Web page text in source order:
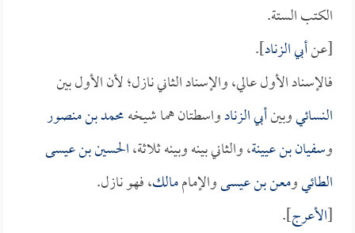
الكتب الستة.
[عنأبي الزناد].
فالإسناد الأول عالي، والإسناد الثاني نازل؛ لأن الأول بين
النسائيوبينأبي الزنادواسطتان هما شيخهمحمد بن منصور
وسفيان بن عيينة، والثاني بينه وبينه ثلاثة،الحسين بن عيسى
الطائيومعن بن عيسىوالإماممالك، فهو نازل.
[الأعرج].